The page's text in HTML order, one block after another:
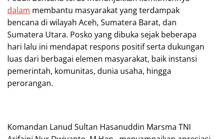
dalam membantu masyarakat yang terdampak
bencana di wilayah Aceh, Sumatera Barat, dan
Sumatera Utara. Posko yang dibuka sejak beberapa
hari lalu ini mendapat respons positif serta dukungan
luas dari berbagai elemen masyarakat, baik instansi
pemerintah, komunitas, dunia usaha, hingga
perorangan.
Komandan Lanud Sultan Hasanuddin Marsma TNI